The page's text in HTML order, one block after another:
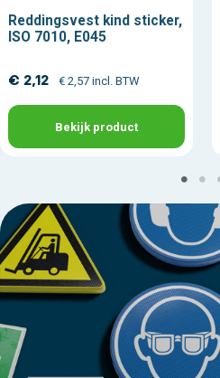
Reddingsvest kind sticker,
ISO 7010, E045
€ 2,12 € 2,57 incl. BTW
Bekijk product